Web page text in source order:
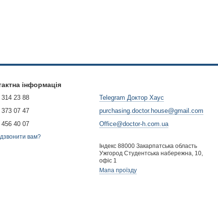
інформація
314 23 88
373 07 47
456 40 07
вам?
Telegram Доктор Хаус
purchasing.doctor.house@gmail.com
Office@doctor-h.com.ua
Індекс 88000 Закарпатська область
Ужгород Студентська набережна, 10,
офіс 1
Мапа проїзду